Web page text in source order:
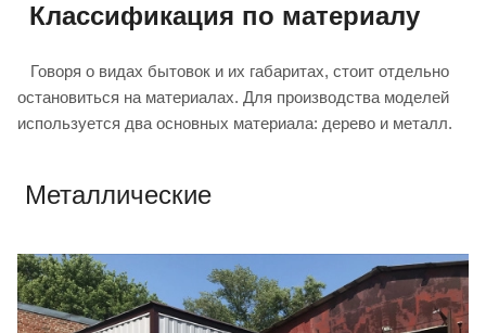
Классификация по материалу
Говоря о видах бытовок и их габаритах, стоит отдельно
остановиться на материалах. Для производства моделей
используется два основных материала: дерево и металл.
Металлические